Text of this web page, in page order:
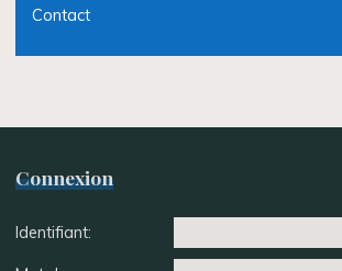
Contact
Connexion
Identifiant: